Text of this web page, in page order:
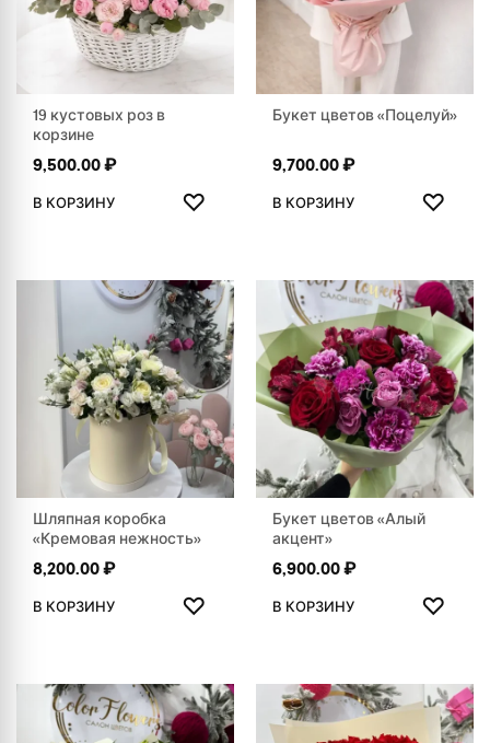
19 кустовых роз в
корзине
9,500.00₽
В КОРЗИНУ ♡
ДОБАВИТЬ В ИЗБРАННОЕ
Букет цветов «Поцелуй»
9,700.00₽
В КОРЗИНУ ♡
Шляпная коробка
«Кремовая нежность»
8,200.00₽
В КОРЗИНУ ♡
ДОБАВИТЬ В ИЗБРАННОЕ
Букет цветов «Алый
акцент»
6,900.00₽
В КОРЗИНУ ♡